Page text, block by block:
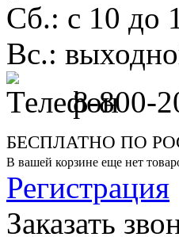
Сб.: с 10 до
Вс.:
8-800-
БЕСПЛАТНО ПО
В вашей корзине еще нет
Регистрация
Заказать